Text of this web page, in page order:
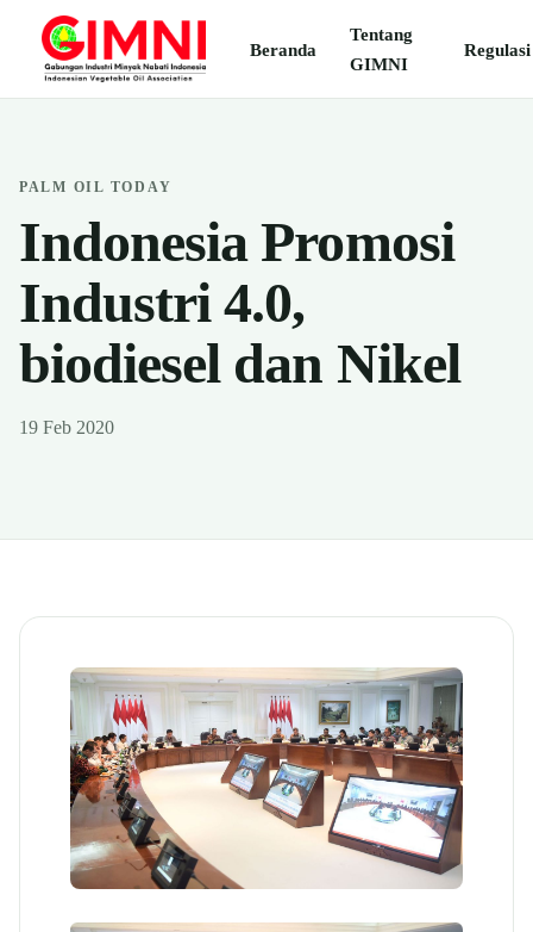
Beranda
Tentang
GIMNI
Regulasi
PALM OIL TODAY
Indonesia Promosi
Industri 4.0,
biodiesel dan Nikel
19 Feb 2020